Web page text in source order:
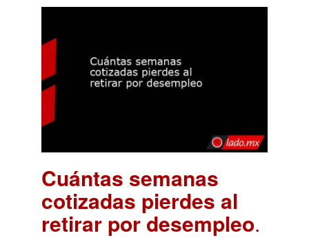
Cuántas semanas
cotizadas pierdes al
retirar por desempleo.